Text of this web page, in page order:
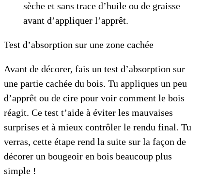
sèche et sans trace d’huile ou de graisse
avant d’appliquer l’apprêt.
Test d’absorption sur une zone cachée
Avant de décorer, fais un test d’absorption sur
une partie cachée du bois. Tu appliques un peu
d’apprêt ou de cire pour voir comment le bois
réagit. Ce test t’aide à éviter les mauvaises
surprises et à mieux contrôler le rendu final. Tu
verras, cette étape rend la suite sur la façon de
décorer un bougeoir en bois beaucoup plus
simple !